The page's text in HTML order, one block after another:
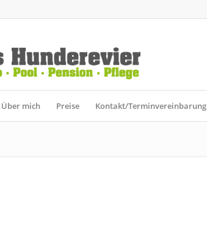
Über mich Preise Kontakt/Terminvereinbarung